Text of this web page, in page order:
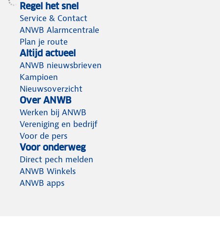
Regel het snel
Service & Contact
ANWB Alarmcentrale
Plan je route
Altijd actueel
ANWB nieuwsbrieven
Kampioen
Nieuwsoverzicht
Over ANWB
Werken bij ANWB
Vereniging en bedrijf
Voor de pers
Voor onderweg
Direct pech melden
ANWB Winkels
ANWB apps